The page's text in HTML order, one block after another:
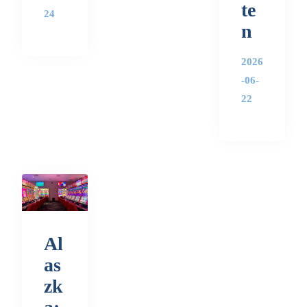
24
te
n
2026
-06-
22
Al
as
zk